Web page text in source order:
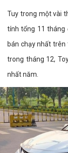
Tuy trong một vài
tính tổng 11 tháng
bán chạy nhất trên
trong tháng 12,
nhất năm.